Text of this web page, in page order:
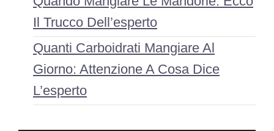
Il Trucco Dell’esperto
Quanti Carboidrati Mangiare Al
Giorno: Attenzione A Cosa Dice
L’esperto